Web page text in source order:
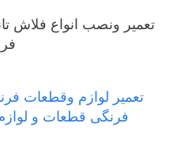
تعمیر ونصب انواع فلاش
تعمیر لوازم وقطعات
فرنگی قطعات و